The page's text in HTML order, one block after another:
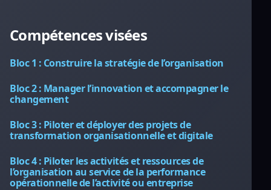
Compétences visées
Bloc 1 : Construire la stratégie de l’organisation
Bloc 2 : Manager l’innovation et accompagner le
changement
Bloc 3 : Piloter et déployer des projets de
transformation organisationnelle et digitale
Bloc 4 : Piloter les activités et ressources de
l’organisation au service de la performance
opérationnelle de l’activité ou entreprise